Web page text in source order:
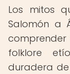
Los mitos
Salomón a
folklore
duradera